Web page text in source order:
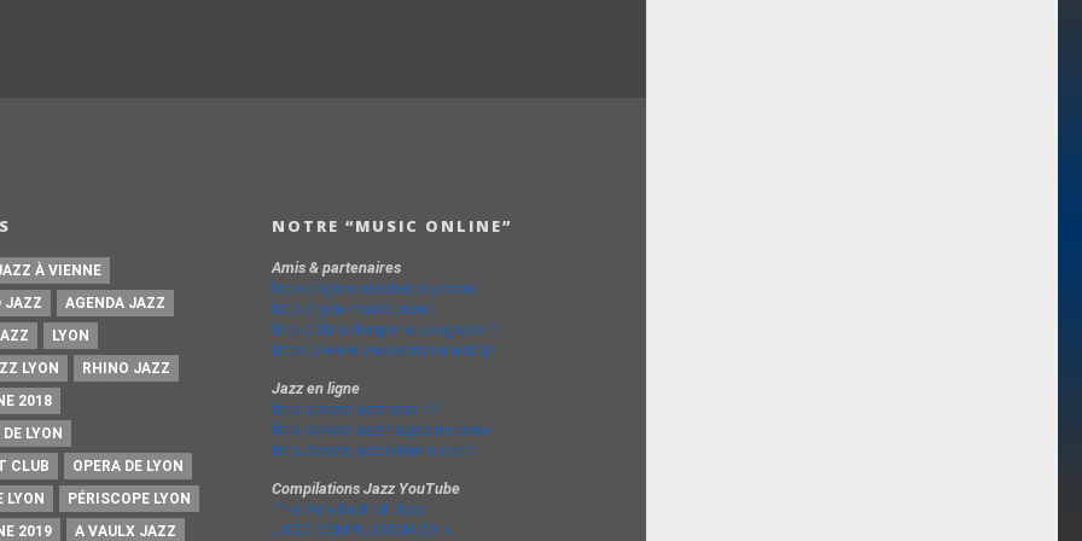
À VIENNE
JAZZ
AGENDA JAZZ
LYON
LYON
RHINO JAZZ
2018
LYON
CLUB
OPERA DE LYON
LYON
PÉRISCOPE LYON
2019
A VAULX JAZZ
NOTRE “MUSIC ONLINE”
Amis & partenaires
https://groovesidestory.com/
http://lyon-music.com/
http://chrischarpenel.blogspot.fr
https://www.yvesdorison.net/q-r
Jazz en ligne
http://www.jazzradio.fr/
http://www.jazzmagazine.com/
http://www.jazzavienne.com/
Compilations Jazz YouTube
The Very Best of Jazz
JAZZ COMPILATION 2014